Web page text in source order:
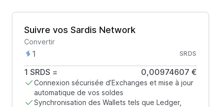
Suivre vos Sardis Network
Convertir
SRDS
1 SRDS = 0,00974607 €
Connexion sécurisée d’Exchanges et mise à jour
automatique de vos soldes
Synchronisation des Wallets tels que Ledger,